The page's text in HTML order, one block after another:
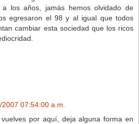
los años, jamás hemos olvidado de
egresaron el 98 y al igual que todos
cambiar esta sociedad que los ricos
2007 07:54:00 a.m.
vuelves por aquí, deja alguna forma en